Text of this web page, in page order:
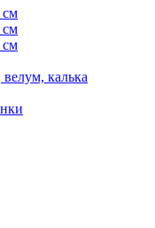
см
см
см
калька